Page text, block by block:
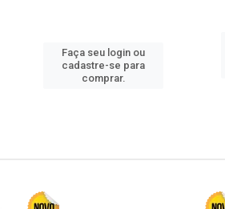
Faça seu login ou
cadastre-se para
comprar.